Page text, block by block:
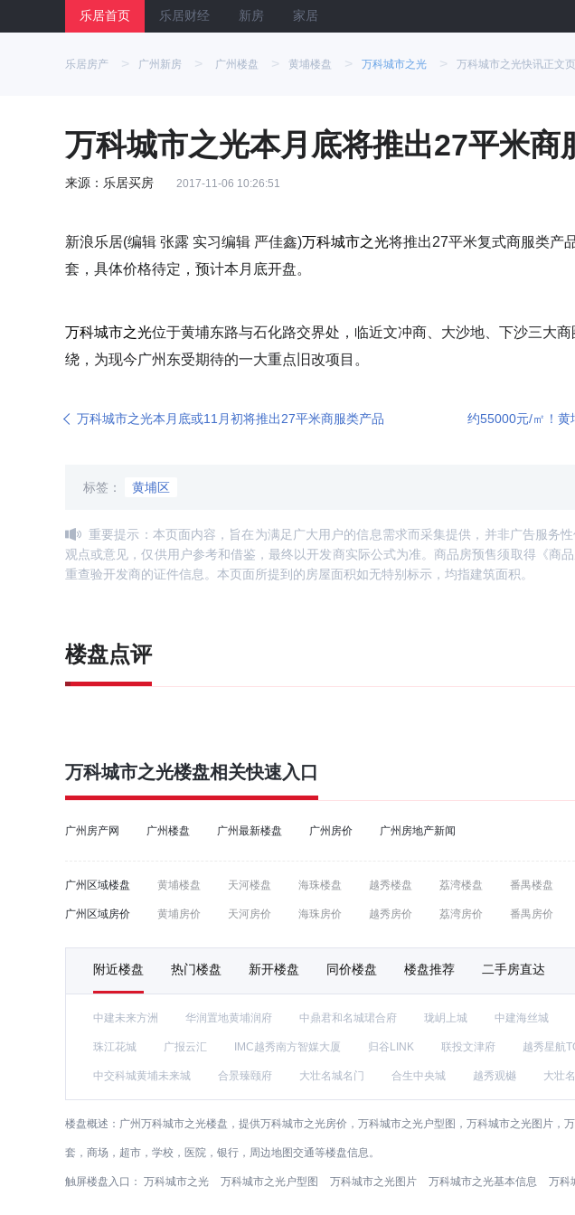
乐居首页 乐居财经 新房 家居
乐居房产 > 广州新房 > 广州楼盘 > 黄埔楼盘 > 万科城市之光 > 万科城市之光快讯正文页
万科城市之光本月底将推出27平米商
来源：乐居买房 2017-11-06 10:26:51
新浪乐居(编辑 张露 实习编辑 严佳鑫)万科城市之光将推出27平米复式商服类产
套，具体价格待定，预计本月底开盘。
万科城市之光位于黄埔东路与石化路交界处，临近文冲商、大沙地、下沙三大
绕，为现今广州东受期待的一大重点旧改项目。
万科城市之光本月底或11月初将推出27平米商服类产品 约55000元/㎡！黄
标签： 黄埔区
重要提示：本页面内容，旨在为满足广大用户的信息需求而采集提供，并非广告服务
观点或意见，仅供用户参考和借鉴，最终以开发商实际公式为准。商品房预售须取得《商
重查验开发商的证件信息。本页面所提到的房屋面积如无特别标示，均指建筑面积。
楼盘点评
万科城市之光楼盘相关快速入口
广州房产网 广州楼盘 广州最新楼盘 广州房价 广州房地产新闻
广州区域楼盘 黄埔楼盘 天河楼盘 海珠楼盘 越秀楼盘 荔湾楼盘 番禺楼盘
广州区域房价 黄埔房价 天河房价 海珠房价 越秀房价 荔湾房价 番禺房价
附近楼盘 热门楼盘 新开楼盘 同价楼盘 楼盘推荐 二手房直达
中建未来方洲 华润置地黄埔润府 中鼎君和名城珺合府 珑岄上城 中建海丝城
珠江花城 广报云汇 IMC越秀南方智媒大厦 归谷LINK 联投文津府 越秀星航
中交科城黄埔未来城 合景臻颐府 大壮名城名门 合生中央城 越秀观樾 大壮
楼盘概述： 广州万科城市之光楼盘，提供万科城市之光房价，万科城市之光户型图，万科城市之光图片
套，商场，超市，学校，医院，银行，周边地图交通等楼盘信息。
触屏楼盘入口： 万科城市之光 万科城市之光户型图 万科城市之光图片 万科城市之光基本信息 万科